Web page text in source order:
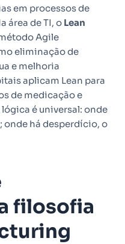
em processos de
área de TI, o Lean
Agile
eliminação de
e melhoria
aplicam Lean para
de medicação e
é universal: onde
onde há desperdício, o
filosofia